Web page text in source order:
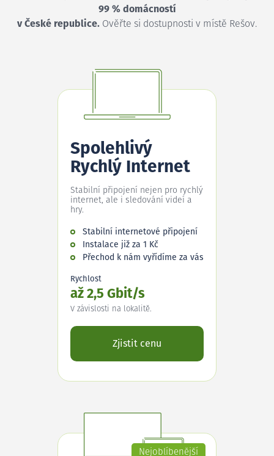
99 % domácností
v České republice. Ověřte si dostupnosti v místě Rešov.
Spolehlivý
Rychlý Internet
Stabilní připojení nejen pro rychlý
internet, ale i sledování videí a
hry.
Stabilní internetové připojení
Instalace již za 1 Kč
Přechod k nám vyřídíme za vás
Rychlost
až 2,5 Gbit/s
V závislosti na lokalitě.
Zjistit cenu
Nejoblíbenější